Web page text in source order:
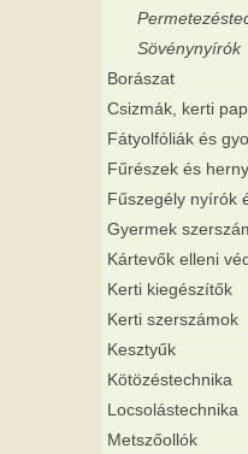
Sövénynyírók
Borászat
Csizmák, kerti
Fátyolfóliák és
Fűrészek és
Fűszegély nyírók
Gyermek
Kártevők elleni
Kerti kiegészítők
Kerti szerszámok
Kesztyűk
Kötözéstechnika
Locsolástechnika
Metszőollók